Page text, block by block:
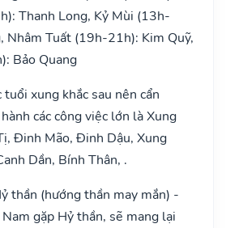
Thanh Long, Kỷ Mùi (13h-
Nhâm Tuất (19h-21h): Kim Quỹ,
Bảo Quang
tuổi xung khắc sau nên cẩn
các công việc lớn là Xung
Đinh Mão, Đinh Dậu, Xung
Dần, Bính Thân, .
thần (hướng thần may mắn) -
gặp Hỷ thần, sẽ mang lại